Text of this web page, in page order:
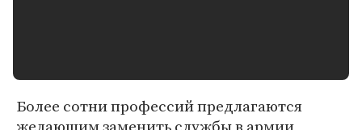
Более сотни профессий предлагаются